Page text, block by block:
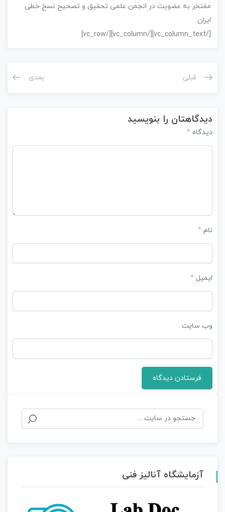
مفتخر به عضویت در انجمن علمی تحقیق و تصحیح نسخ خطی
ایران
[/vc_column_text][/vc_column][/vc_row]
قبلی بعدی
دیدگاهتان را بنویسید
دیدگاه *
نام *
ایمیل *
وب‌ سایت
جستجو
برای:
آزمایشگاه آنالیز فنی